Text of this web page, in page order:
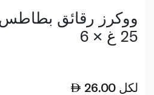
ووكرز رقائق
25 غ × 6
26.00 لكل